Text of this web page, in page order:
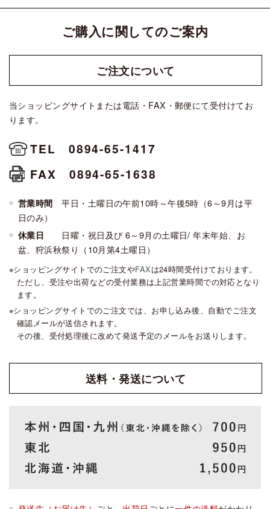
ご購入に関してのご案内
ご注文について
当ショッピングサイトまたは電話・FAX・郵便にて受付けてお
ります。
TEL 0894-65-1417
FAX 0894-65-1638
営業時間 平日・土曜日の午前10時～午後5時（6～9月は平
日のみ）
休業日 日曜・祝日及び 6～9月の土曜日/ 年末年始、お
盆、狩浜秋祭り（10月第4土曜日）
ショッピングサイトでのご注文やFAXは24時間受付けております。
ただし、受注や出荷などの受付業務は上記営業時間での対応となり
ます。
ショッピングサイトでのご注文では、お申し込み後、自動でご注文
確認メールが送信されます。
その後、受付処理後に改めて発送予定のメールをお送りします。
送料・発送について